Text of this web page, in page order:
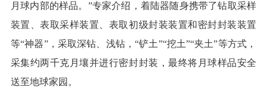
月球内部的样品。”专家介绍，着陆器随身携带了钻取采样
装置、表取采样装置、表取初级封装装置和密封封装装置
等“神器”，采取深钻、浅钻，“铲土”“挖土”“夹土”等方式，
采集约两千克月壤并进行密封封装，最终将月球样品安全
送至地球家园。